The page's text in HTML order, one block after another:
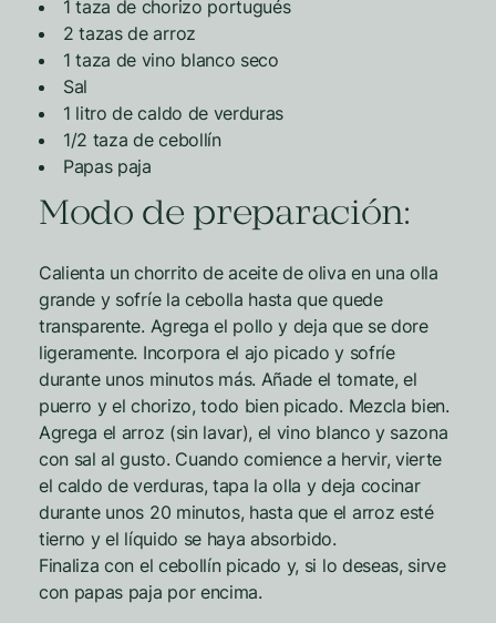
1 taza de chorizo portugués
2 tazas de arroz
1 taza de vino blanco seco
Sal
1 litro de caldo de verduras
1/2 taza de cebollín
Papas paja
Modo de preparación:
Calienta un chorrito de aceite de oliva en una olla
grande y sofríe la cebolla hasta que quede
transparente. Agrega el pollo y deja que se dore
ligeramente. Incorpora el ajo picado y sofríe
durante unos minutos más. Añade el tomate, el
puerro y el chorizo, todo bien picado. Mezcla bien.
Agrega el arroz (sin lavar), el vino blanco y sazona
con sal al gusto. Cuando comience a hervir, vierte
el caldo de verduras, tapa la olla y deja cocinar
durante unos 20 minutos, hasta que el arroz esté
tierno y el líquido se haya absorbido.
Finaliza con el cebollín picado y, si lo deseas, sirve
con papas paja por encima.